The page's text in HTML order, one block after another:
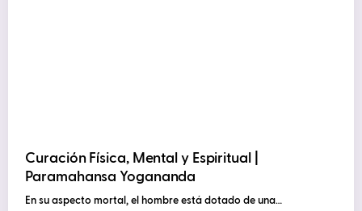
Curación Física, Mental y Espiritual |
Paramahansa Yogananda
En su aspecto mortal, el hombre está dotado de una…